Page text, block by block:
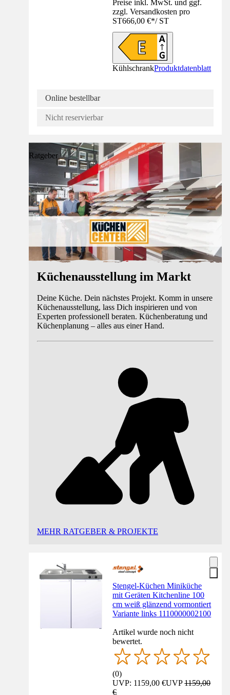
Preise inkl. MwSt. und ggf.
zzgl. Versandkosten pro
ST666,00 €*/ ST
KühlschrankProduktdatenblatt
Online bestellbar
Nicht reservierbar
Ratgeber
Küchenausstellung im Markt
Deine Küche. Dein nächstes Projekt. Komm in unsere
Küchenausstellung, lass Dich inspirieren und von
Experten professionell beraten. Küchenberatung und
Küchenplanung – alles aus einer Hand.
MEHR RATGEBER & PROJEKTE
Stengel-Küchen Miniküche
mit Geräten Kitchenline 100
cm weiß glänzend vormontiert
Variante links 1110000002100
Artikel wurde noch nicht
bewertet.
(0)
UVP: 1159,00 €UVP1159,00
€